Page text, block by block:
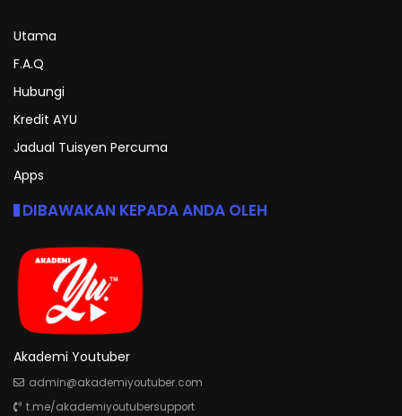
Utama
F.A.Q
Hubungi
Kredit AYU
Jadual Tuisyen Percuma
Apps
DIBAWAKAN KEPADA ANDA OLEH
Akademi Youtuber
admin@akademiyoutuber.com
t.me/akademiyoutubersupport